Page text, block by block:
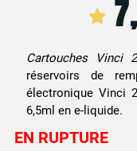
Cartouches Vinci
réservoirs de
électronique Vinci
6,5ml en e-liquide.
EN RUPTURE